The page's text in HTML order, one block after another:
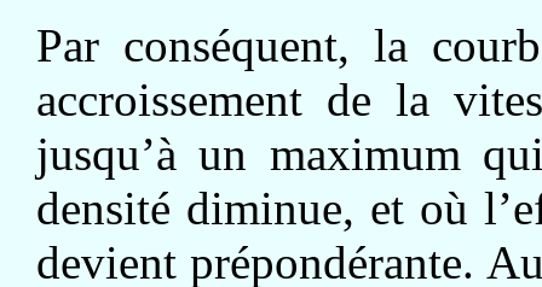
Par conséquent, la
accroissement de la
jusqu’à un maximum
densité diminue, et où
devient prépondérante.